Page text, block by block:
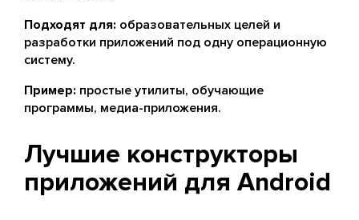
Подходят для: образовательных целей и
разработки приложений под одну операционную
систему.
Пример: простые утилиты, обучающие
программы, медиа-приложения.
Лучшие конструкторы
приложений для Android